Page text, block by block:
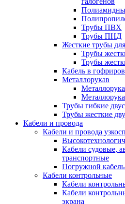
Трубы ПВХ
Трубы ПНД
Жесткие трубы
Трубы
Трубы
Кабель в
Металлорукав
Трубы гибкие
Трубы жесткие
Кабели и провода
Кабели и провода
Кабели судовые,
транспортные
Погружной
Кабели контрольные
Кабели
Кабели
экрана